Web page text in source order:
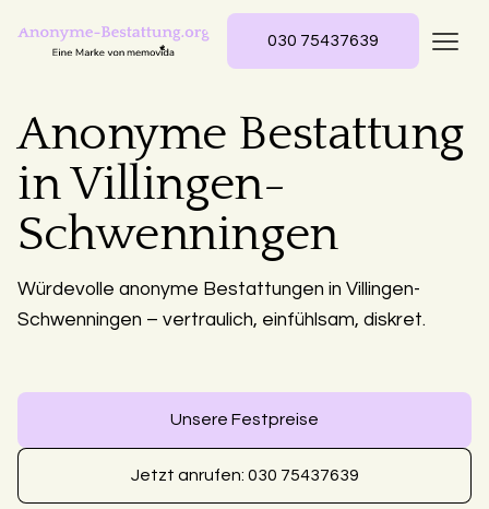
030 75437639
Anonyme Bestattung
in Villingen-
Schwenningen
Würdevolle anonyme Bestattungen in Villingen-
Schwenningen – vertraulich, einfühlsam, diskret.
Unsere Festpreise
Jetzt anrufen: 030 75437639